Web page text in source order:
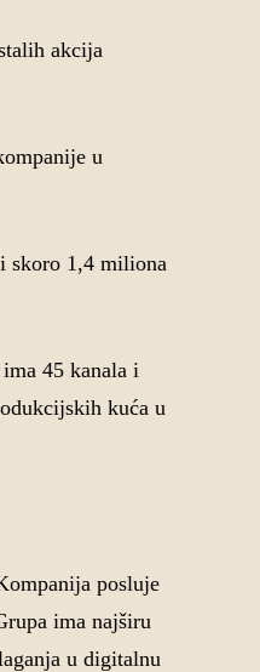
akcija
u
skoro 1,4 miliona
45 kanala i
kuća u
posluje
ima najširu
u digitalnu